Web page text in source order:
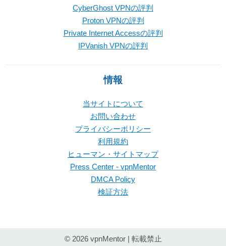
CyberGhost VPNの評判
Proton VPNの評判
Private Internet Accessの評判
IPVanish VPNの評判
情報
当サイトについて
お問い合わせ
プライバシーポリシー
利用規約
ヒューマン・サイトマップ
Press Center - vpnMentor
DMCA Policy
検証方法
© 2026 vpnMentor | 転載禁止